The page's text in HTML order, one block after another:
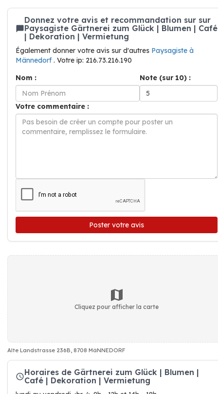
Donnez votre avis et recommandation sur sur
Paysagiste Gärtnerei zum Glück | Blumen | Café
| Dekoration | Vermietung
Également donner votre avis sur d'autres Paysagiste à
Männedorf. Votre ip: 216.73.216.190
Nom :
Note (sur 10) :
Votre commentaire :
Poster votre avis
Cliquez pour afficher la carte
Alte Landstrasse 236B, 8708 MäNNEDORF
Horaires de Gärtnerei zum Glück | Blumen |
Café | Dekoration | Vermietung